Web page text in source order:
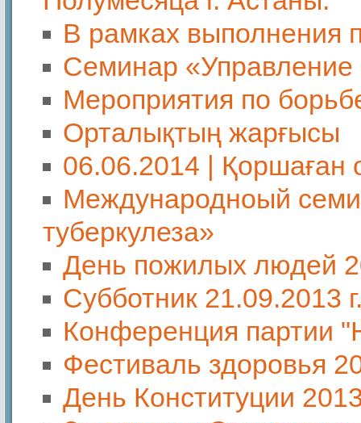
В рамках выполнения
Cеминар
Мероприятия по
Орталықтың жарғысы
06.06.2014 | Қоршаған
Международноый
туберкулеза»
День пожилых людей
Субботник 21.09.2013
Конференция партии
Фестиваль здоровья
День Конституции